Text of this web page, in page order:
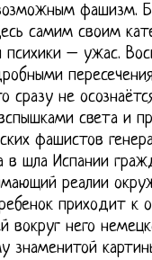
фашизм.
самим своим
психики – ужас.
сразу не
света и
фашистов
в шла Испании
реалии
приходит к
вокруг него
знаменитой